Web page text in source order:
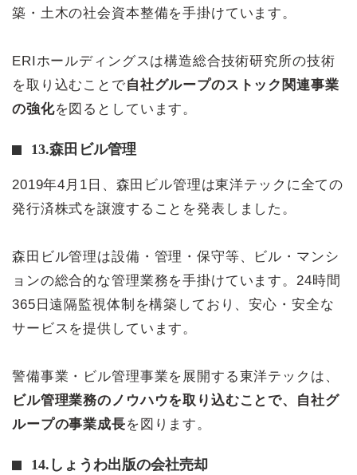
築・土木の社会資本整備を手掛けています。
ERIホールディングスは構造総合技術研究所の技術
を取り込むことで自社グループのストック関連事業
の強化を図るとしています。
13.森田ビル管理
2019年4月1日、森田ビル管理は東洋テックに全ての
発行済株式を譲渡することを発表しました。
森田ビル管理は設備・管理・保守等、ビル・マンシ
ョンの総合的な管理業務を手掛けています。24時間
365日遠隔監視体制を構築しており、安心・安全な
サービスを提供しています。
警備事業・ビル管理事業を展開する東洋テックは、
ビル管理業務のノウハウを取り込むことで、自社グ
ループの事業成長を図ります。
14.しょうわ出版の会社売却